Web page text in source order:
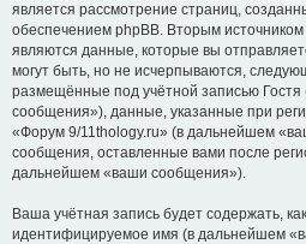
является рассмотрение страниц,
обеспечением phpBB. Вторым
являются данные, которые вы
могут быть, но не исчерпываются,
размещённые под учётной записью
сообщения»), данные, указанные при
«Форум 9/11thology.ru» (в дальнейшем
сообщения, оставленные вами после
дальнейшем «ваши сообщения»).
Ваша учётная запись будет содержать,
идентифицируемое имя (в дальнейшем